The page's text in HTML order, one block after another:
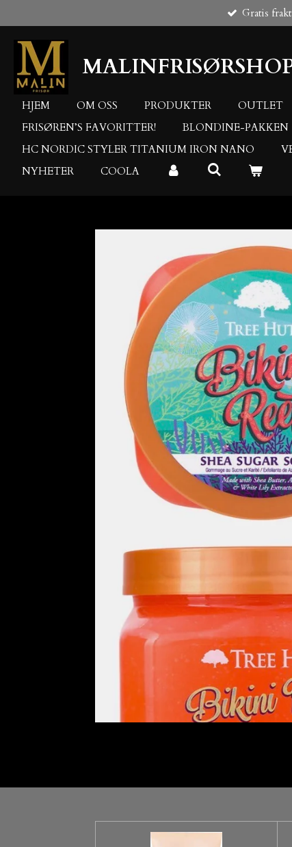
til
hovedinnhold
Gratis
HJEM OM OSS PRODUKTER OUTLET
FRISØREN’S FAVORITTER!
BLONDINE-PAKKEN
HC NORDIC STYLER TITANIUM IRON NANO
NYHETER
COOLA